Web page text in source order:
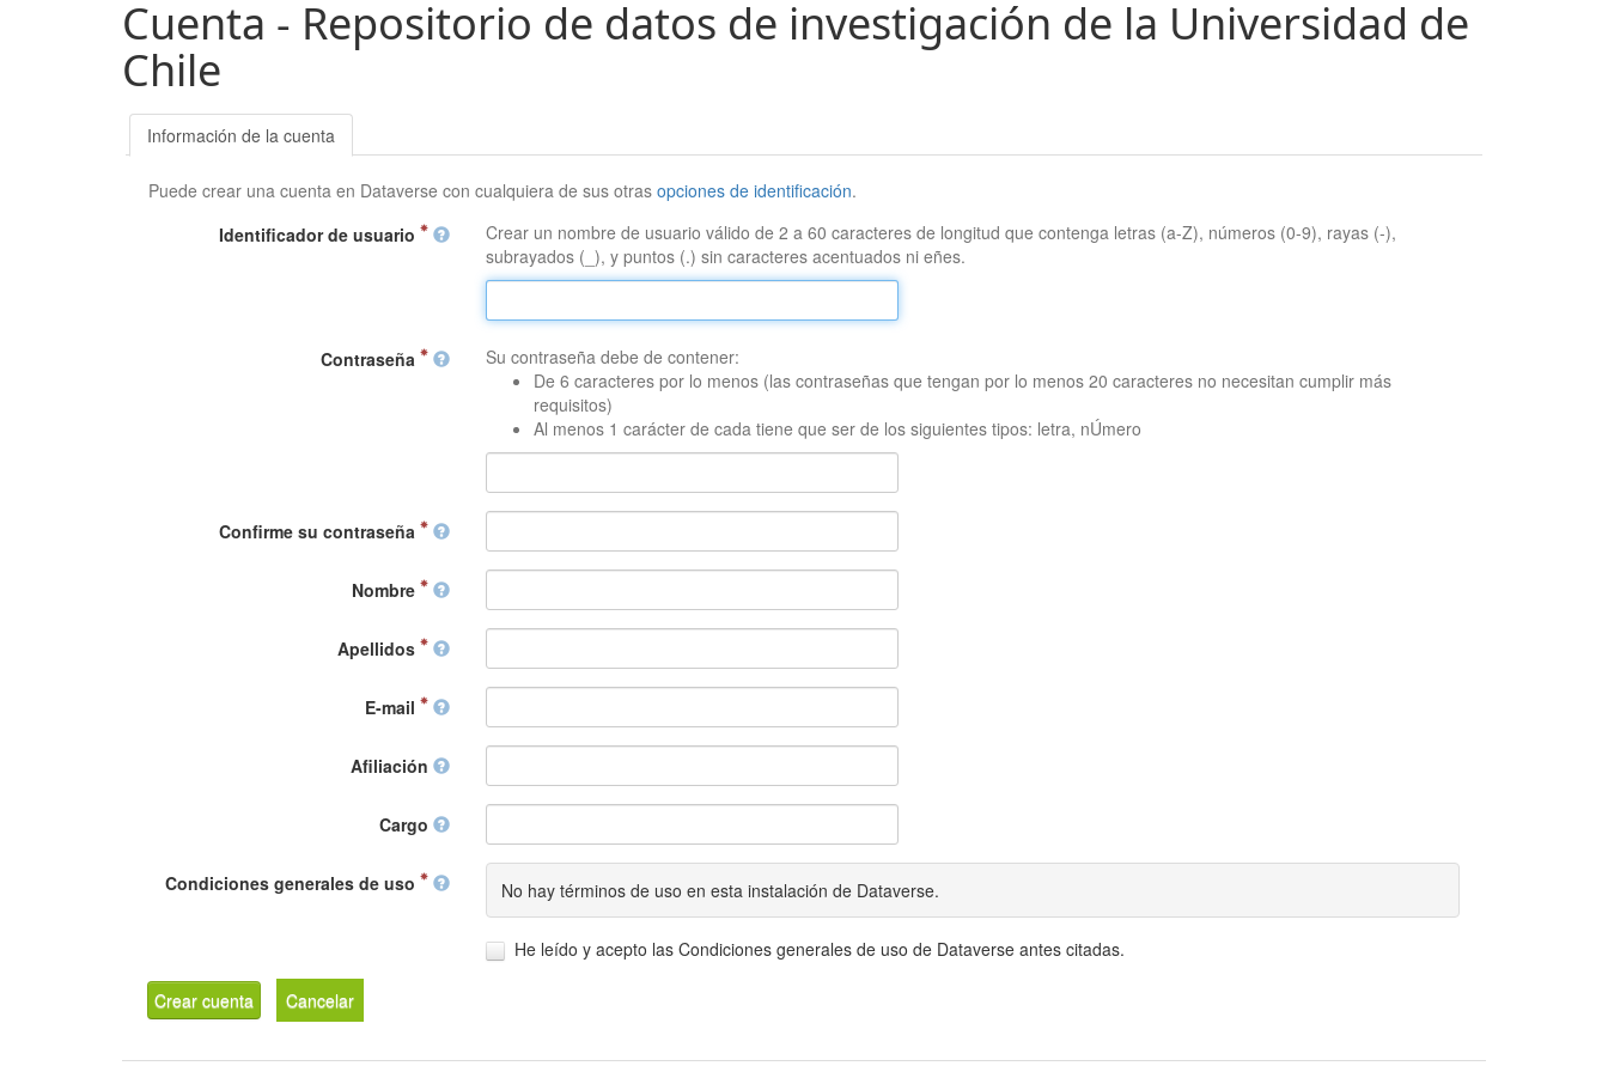
Cuenta - Repositorio de datos de investigación de la Universidad de
Chile
Información de la cuenta
Puede crear una cuenta en Dataverse con cualquiera de sus otrasopciones de identificación.
Identificador de usuario
Crear un nombre de usuario válido de 2 a 60 caracteres de longitud que contenga letras (a-Z), números (0-9), rayas (-),
subrayados (_), y puntos (.) sin caracteres acentuados ni eñes.
Contraseña
Su contraseña debe de contener:
De 6 caracteres por lo menos (las contraseñas que tengan por lo menos 20 caracteres no necesitan cumplir más
requisitos)
Al menos 1 carácter de cada tiene que ser de los siguientes tipos: letra, nÚmero
Confirme su contraseña
Nombre
Apellidos
E-mail
Afiliación
Cargo
Condiciones generales de uso No hay términos de uso en esta instalación de Dataverse.
He leído y acepto las Condiciones generales de uso de Dataverse antes citadas.
Crear cuenta Cancelar